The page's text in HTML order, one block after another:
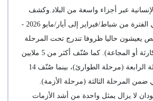
عبر أجزاء واسعة من البلاد.وكشف
التحليل - الذي يغطي الفترة من شباط/فبراير إلى أيار/مايو 2026 -
135,000 شخص يعيشون حاليا ظروفا تندرج تحت المرحلة
الخامسة (مرحلة الكارثة أو المجاعة). كما صُنّف أكثر من 5 ملايين
شخص ضمن المرحلة الرابعة (مرحلة الطوارئ)، بينما صُنّف 14
المرحلة الثالثة (مرحلة الأزمة).
لا يزال يمثل واحدة من أشد الأزمات